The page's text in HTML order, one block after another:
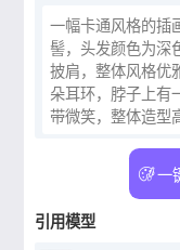
一幅卡通风格的插
髻，头发颜色为深
披肩，整体风格优
朵耳环，脖子上有
带微笑，整体造型
一
引用模型